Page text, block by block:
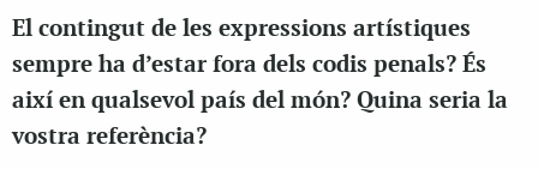
El contingut de les expressions artístiques
sempre ha d’estar fora dels codis penals? És
així en qualsevol país del món? Quina seria la
vostra referència?